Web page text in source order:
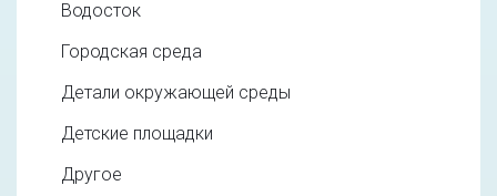
Водосток
Городская среда
Детали окружающей среды
Детские площадки
Другое